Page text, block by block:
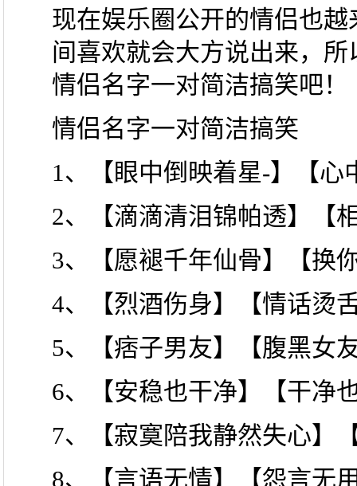
现在娱乐圈公开的情侣也
间喜欢就会大方说出来，
情侣名字一对简洁搞笑吧！
情侣名字一对简洁搞笑
1、【眼中倒映着星-】【心
2、【滴滴清泪锦帕透】【
3、【愿褪千年仙骨】【换
4、【烈酒伤身】【情话烫
5、【痞子男友】【腹黑女
6、【安稳也干净】【干净
7、【寂寞陪我静然失心】
8、【言语无情】【怨言无